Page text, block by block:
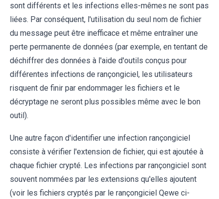
sont différents et les infections elles-mêmes ne sont pas
liées. Par conséquent, l'utilisation du seul nom de fichier
du message peut être inefficace et même entraîner une
perte permanente de données (par exemple, en tentant de
déchiffrer des données à l'aide d'outils conçus pour
différentes infections de rançongiciel, les utilisateurs
risquent de finir par endommager les fichiers et le
décryptage ne seront plus possibles même avec le bon
outil).
Une autre façon d'identifier une infection rançongiciel
consiste à vérifier l'extension de fichier, qui est ajoutée à
chaque fichier crypté. Les infections par rançongiciel sont
souvent nommées par les extensions qu'elles ajoutent
(voir les fichiers cryptés par le rançongiciel Qewe ci-